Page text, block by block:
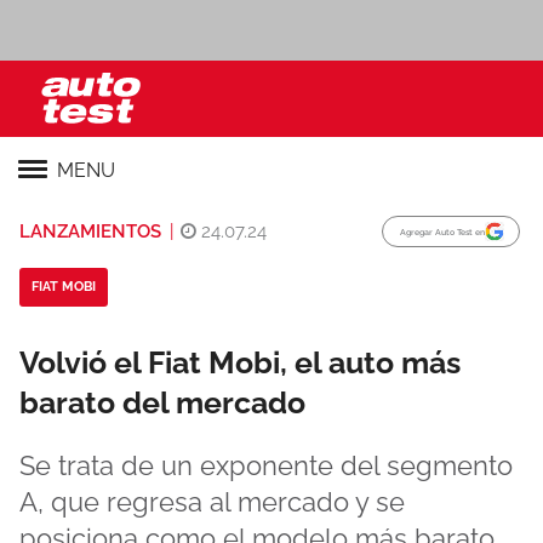
MENU
LANZAMIENTOS 24.07.24 Agregar Auto Test en
FIAT MOBI
Volvió el Fiat Mobi, el auto más
barato del mercado
Se trata de un exponente del segmento
A, que regresa al mercado y se